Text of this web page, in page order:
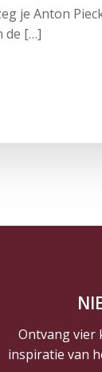
je Anton
de […]
Ontvang vier
inspiratie van